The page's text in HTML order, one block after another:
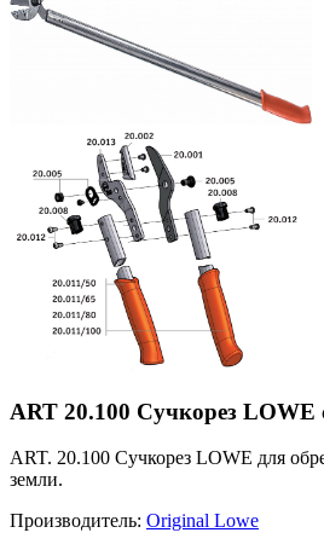
ART 20.100 Сучкорез LOWE
ART. 20.100 Сучкорез LOWE для
земли.
Производитель: Original Lowe